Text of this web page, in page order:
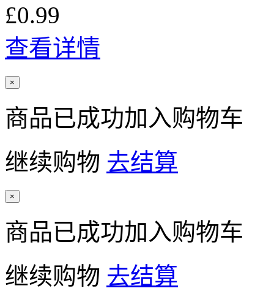
£0.99
查看详情
×
商品已成功加入购物车
继续购物 去结算
×
商品已成功加入购物车
继续购物 去结算